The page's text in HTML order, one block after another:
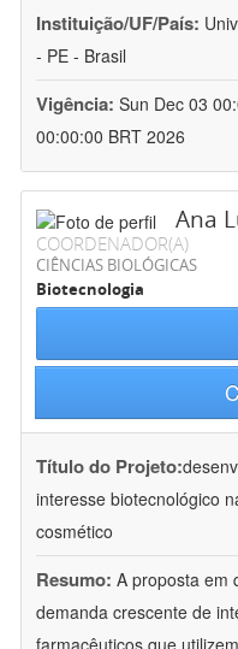
Instituição/UF/País:
- PE - Brasil
Vigência: Sun Dec 03
00:00:00 BRT 2026
Ana
COORDENADOR(A)
CIÊNCIAS BIOLÓGICAS
Biotecnologia
Título do Projeto:
interesse biotecnológico
cosmético
Resumo: A proposta em
demanda crescente de